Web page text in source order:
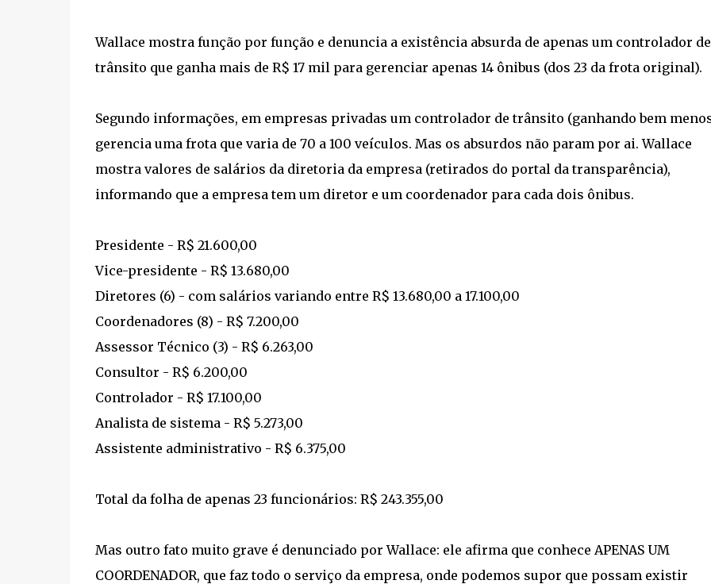
Wallace mostra função por função e denuncia a existência absurda de apenas um controlador de
trânsito que ganha mais de R$ 17 mil para gerenciar apenas 14 ônibus (dos 23 da frota original).
Segundo informações, em empresas privadas um controlador de trânsito (ganhando bem
gerencia uma frota que varia de 70 a 100 veículos. Mas os absurdos não param por ai. Wallace
mostra valores de salários da diretoria da empresa (retirados do portal da transparência),
informando que a empresa tem um diretor e um coordenador para cada dois ônibus.
Presidente - R$ 21.600,00
Vice-presidente - R$ 13.680,00
Diretores (6) - com salários variando entre R$ 13.680,00 a 17.100,00
Coordenadores (8) - R$ 7.200,00
Assessor Técnico (3) - R$ 6.263,00
Consultor - R$ 6.200,00
Controlador - R$ 17.100,00
Analista de sistema - R$ 5.273,00
Assistente administrativo - R$ 6.375,00
Total da folha de apenas 23 funcionários: R$ 243.355,00
Mas outro fato muito grave é denunciado por Wallace: ele afirma que conhece APENAS UM
COORDENADOR, que faz todo o serviço da empresa, onde podemos supor que possam existir